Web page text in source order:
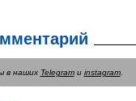
в наших Telegramи instagram.